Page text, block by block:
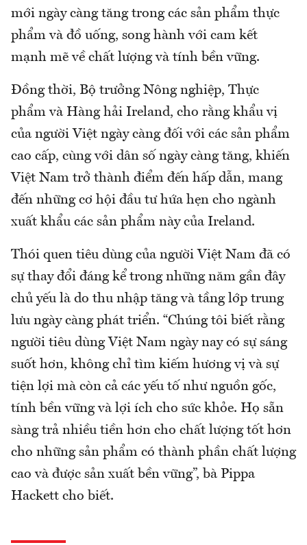
mới ngày càng tăng trong các sản phẩm thực
phẩm và đồ uống, song hành với cam kết
mạnh mẽ về chất lượng và tính bền vững.
Đồng thời, Bộ trưởng Nông nghiệp, Thực
phẩm và Hàng hải Ireland, cho rằng khẩu vị
của người Việt ngày càng đối với các sản phẩm
cao cấp, cùng với dân số ngày càng tăng, khiến
Việt Nam trở thành điểm đến hấp dẫn, mang
đến những cơ hội đầu tư hứa hẹn cho ngành
xuất khẩu các sản phẩm này của Ireland.
Thói quen tiêu dùng của người Việt Nam đã có
sự thay đổi đáng kể trong những năm gần đây
chủ yếu là do thu nhập tăng và tầng lớp trung
lưu ngày càng phát triển. “Chúng tôi biết rằng
người tiêu dùng Việt Nam ngày nay có sự sáng
suốt hơn, không chỉ tìm kiếm hương vị và sự
tiện lợi mà còn cả các yếu tố như nguồn gốc,
tính bền vững và lợi ích cho sức khỏe. Họ sẵn
sàng trả nhiều tiền hơn cho chất lượng tốt hơn
cho những sản phẩm có thành phần chất lượng
cao và được sản xuất bền vững”, bà Pippa
Hackett cho biết.